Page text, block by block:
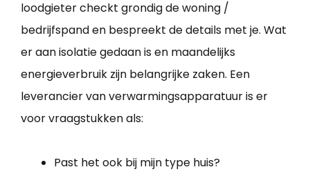
loodgieter checkt grondig de woning /
bedrijfspand en bespreekt de details met je. Wat
er aan isolatie gedaan is en maandelijks
energieverbruik zijn belangrijke zaken. Een
leverancier van verwarmingsapparatuur is er
voor vraagstukken als:
Past het ook bij mijn type huis?